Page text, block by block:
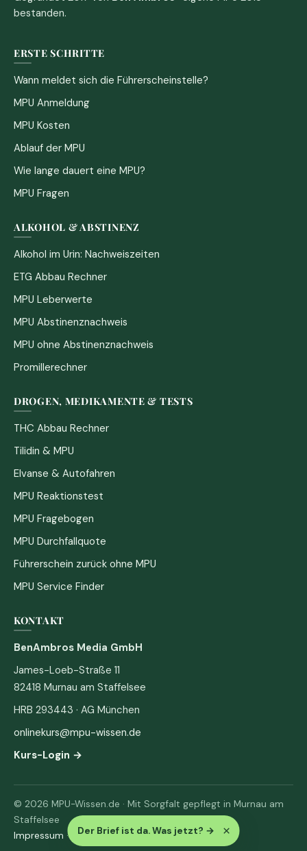
Der Brief ist da. Was jetzt? → ×
bestanden.
ERSTE SCHRITTE
Wann meldet sich die Führerscheinstelle?
MPU Anmeldung
MPU Kosten
Ablauf der MPU
Wie lange dauert eine MPU?
MPU Fragen
ALKOHOL & ABSTINENZ
Alkohol im Urin: Nachweiszeiten
ETG Abbau Rechner
MPU Leberwerte
MPU Abstinenznachweis
MPU ohne Abstinenznachweis
Promillerechner
DROGEN, MEDIKAMENTE & TESTS
THC Abbau Rechner
Tilidin & MPU
Elvanse & Autofahren
MPU Reaktionstest
MPU Fragebogen
MPU Durchfallquote
Führerschein zurück ohne MPU
MPU Service Finder
KONTAKT
BenAmbros Media GmbH
James-Loeb-Straße 11
82418 Murnau am Staffelsee
HRB 293443 · AG München
onlinekurs@mpu-wissen.de
Kurs-Login →
© 2026 MPU-Wissen.de · Mit Sorgfalt gepflegt in Murnau am
Staffelsee
Impressum · Datenschutz & AGB